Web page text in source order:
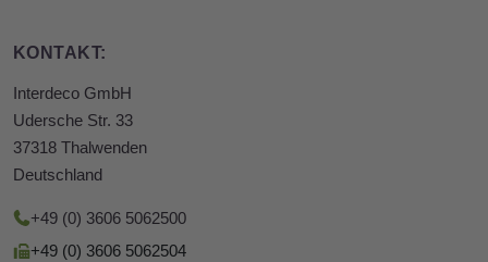
KONTAKT:
Interdeco GmbH
Udersche Str. 33
37318 Thalwenden
Deutschland
+49 (0) 3606 5062500
+49 (0) 3606 5062504